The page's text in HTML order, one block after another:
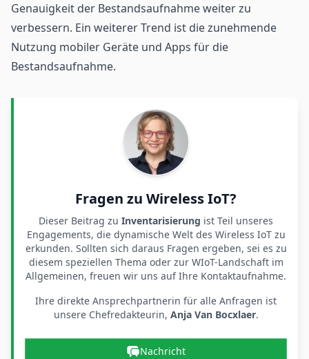
Genauigkeit der Bestandsaufnahme weiter zu
verbessern. Ein weiterer Trend ist die zunehmende
Nutzung mobiler Geräte und Apps für die
Bestandsaufnahme.
Fragen zu Wireless IoT?
Dieser Beitrag zu Inventarisierung ist Teil unseres
Engagements, die dynamische Welt des Wireless IoT zu
erkunden. Sollten sich daraus Fragen ergeben, sei es zu
diesem speziellen Thema oder zur WIoT-Landschaft im
Allgemeinen, freuen wir uns auf Ihre Kontaktaufnahme.
Ihre direkte Ansprechpartnerin für alle Anfragen ist
unsere Chefredakteurin, Anja Van Bocxlaer.
Nachricht